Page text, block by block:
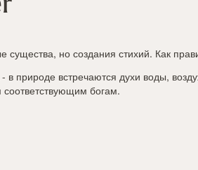
существа, но создания стихий. Как
в природе встречаются духи воды,
богам.